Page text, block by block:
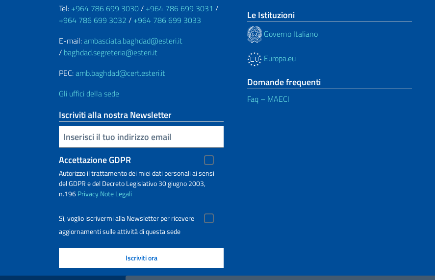
Tel: +964 786 699 3030/ +964 786 699 3031 /
+964 786 699 3032 / +964 786 699 3033
E-mail:ambasciata.baghdad@esteri.it
/ baghdad.segreteria@esteri.it
PEC:amb.baghdad@cert.esteri.it
Gli uffici della sede
Iscriviti alla nostra Newsletter
Inserisci la tua email
Accettazione GDPR
Autorizzo il trattamento dei miei dati personali ai sensi
del GDPR e del Decreto Legislativo 30 giugno 2003,
n.196PrivacyNote Legali
Sì, voglio iscrivermi alla Newsletter per ricevere
aggiornamenti sulle attività di questa sede
Le Istituzioni
Governo Italiano
Europa.eu
Domande frequenti
Faq – MAECI